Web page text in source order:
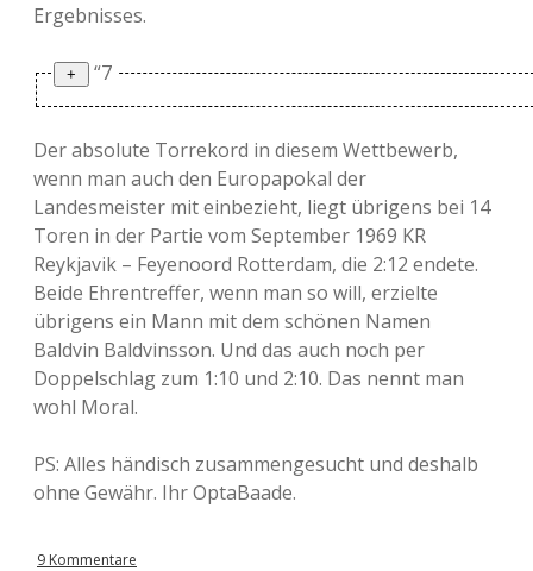
Ergebnisses.
“7
7 Tore (32x)
FC Valencia – KRC Genk 7:0
FC Arsenal – Slavia Prag 7:0
Juventus –
Olympiakos
Piräus
7:0
Manchester
Olympique
Der absolute Torrekord in diesem Wettbewerb,
wenn man auch den Europapokal der
Landesmeister mit einbezieht, liegt übrigens bei 14
Toren in der Partie vom September 1969 KR
Reykjavik – Feyenoord Rotterdam, die 2:12 endete.
Beide Ehrentreffer, wenn man so will, erzielte
übrigens ein Mann mit dem schönen Namen
Baldvin Baldvinsson. Und das auch noch per
Doppelschlag zum 1:10 und 2:10. Das nennt man
wohl Moral.
PS: Alles händisch zusammengesucht und deshalb
ohne Gewähr. Ihr OptaBaade.
9 Kommentare